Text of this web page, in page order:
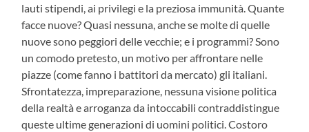
lauti stipendi, ai privilegi e la preziosa immunità. Quante
facce nuove? Quasi nessuna, anche se molte di quelle
nuove sono peggiori delle vecchie; e i programmi? Sono
un comodo pretesto, un motivo per affrontare nelle
piazze (come fanno i battitori da mercato) gli italiani.
Sfrontatezza, impreparazione, nessuna visione politica
della realtà e arroganza da intoccabili contraddistingue
queste ultime generazioni di uomini politici. Costoro